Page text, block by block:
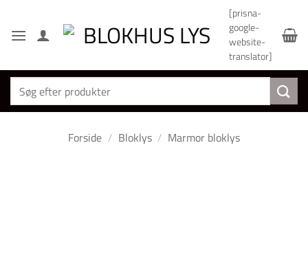
indhold
[prisna-
google-
website-
translator]
Søg
efter:
Forside / Bloklys / Marmor bloklys